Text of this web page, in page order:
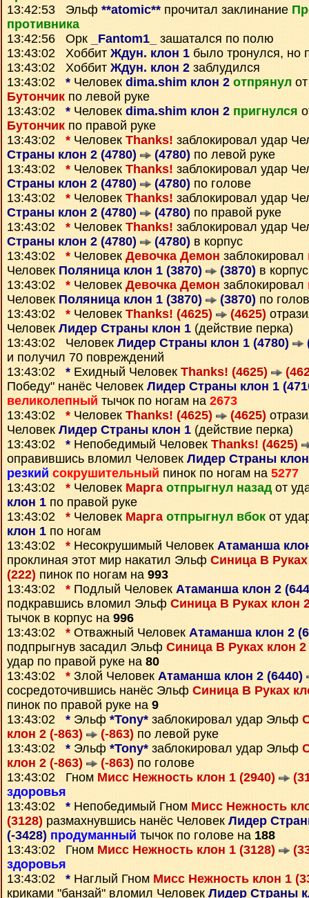
13:42:53 Эльф **atomic** прочитал заклинание
противника
13:42:56 Орк
_Fantom1_
зашатался по полю
13:43:02 Хоббит Ждун. клон 1 было тронулся, но
13:43:02 Хоббит Ждун. клон 2 заблудился
13:43:02 * Человек dima.shim клон 2 отпрянул
Бутончик по левой руке
13:43:02 * Человек dima.shim клон 2 пригнулся
Бутончик по правой руке
13:43:02 * Человек Thanks! заблокировал удар
Страны клон 2 (4780)
(4780) по левой руке
13:43:02 * Человек Thanks! заблокировал удар
Страны клон 2 (4780)
(4780) по голове
13:43:02 * Человек Thanks! заблокировал удар
Страны клон 2 (4780)
(4780) по правой руке
13:43:02 * Человек Thanks! заблокировал удар
Страны клон 2 (4780)
(4780) в корпус
13:43:02 * Человек Девочка Демон заблокировал
Человек Поляница клон 1 (3870) (3870) в корпус
13:43:02 * Человек Девочка Демон заблокировал
Человек Поляница клон 1 (3870) (3870) по
13:43:02 * Человек Thanks! (4625) (4625)
Человек Лидер Страны клон 1 (действие перка)
13:43:02 Человек Лидер Страны клон 1 (4780)
и получил 70 повреждений
13:43:02 * Ехидный Человек Thanks! (4625)
Победу" нанёс Человек Лидер Страны клон 1
великолепный тычок по ногам на 2673
13:43:02 * Человек Thanks! (4625) (4625)
Человек Лидер Страны клон 1 (действие перка)
13:43:02 * Непобедимый Человек Thanks! (4625)
оправившись вломил Человек Лидер Страны
резкий сокрушительный пинок по ногам на 5277
13:43:02 * Человек Марга отпрыгнул назадот
клон 1 по правой руке
13:43:02 * Человек Марга отпрыгнул вбок от
клон 1 по ногам
13:43:02 * Несокрушимый Человек Атаманша
проклиная этот мир накатил Эльф Синица В
(222) пинок по ногам на 993
13:43:02 * Подлый Человек Атаманша клон 2
подкравшись вломил Эльф Синица В Руках клон
тычок в корпус на 996
13:43:02 * Отважный Человек Атаманша клон 2
подпрыгнув засадил Эльф Синица В Руках клон
удар по правой руке на 80
13:43:02 * Злой Человек Атаманша клон 2 (6440)
сосредоточившись нанёс Эльф Синица В Руках
пинок по правой руке на 9
13:43:02 * Эльф *Tony* заблокировал удар Эльф
клон 2 (-863)
(-863) по левой руке
13:43:02 * Эльф *Tony* заблокировал удар Эльф
клон 2 (-863)
(-863) по голове
13:43:02 Гном Мисс Нежность клон 1 (2940)
здоровья
13:43:02 * Непобедимый Гном Мисс Нежность
(3128) размахнувшись нанёс Человек Лидер
(-3428) продуманный тычок по голове на 188
13:43:02 Гном Мисс Нежность клон 1 (3128)
здоровья
13:43:02 * Наглый Гном Мисс Нежность клон 1
криками "банзай" вломил Человек Лидер Страны